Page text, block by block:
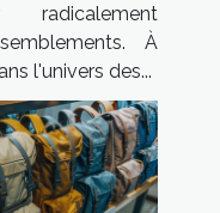
À
l'univers des...